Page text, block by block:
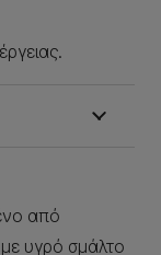
από
υγρό σμάλτο